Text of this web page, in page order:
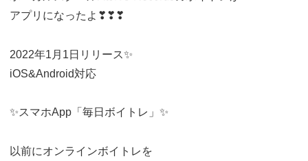
アプリになったよ❣❣❣
2022年1月1日リリース✨
iOS&Android対応
✨スマホApp「毎日ボイトレ」✨
以前にオンラインボイトレを